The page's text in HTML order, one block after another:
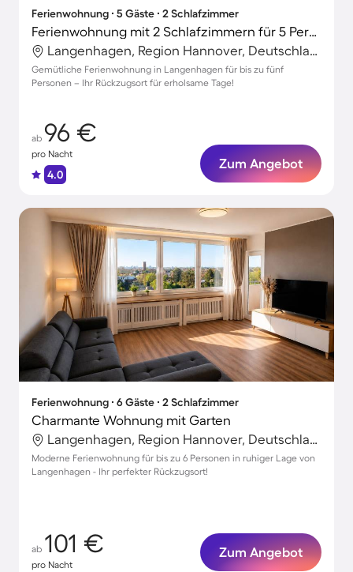
Ferienwohnung ∙ 5 Gäste ∙ 2 Schlafzimmer
Ferienwohnung mit 2 Schlafzimmern für 5 Personen
Langenhagen, Region Hannover, Deutschland
Gemütliche Ferienwohnung in Langenhagen für bis zu fünf
Personen – Ihr Rückzugsort für erholsame Tage!
ab 96 €
pro Nacht
4.0
Zum Angebot
Ferienwohnung ∙ 6 Gäste ∙ 2 Schlafzimmer
Charmante Wohnung mit Garten
Langenhagen, Region Hannover, Deutschland
Moderne Ferienwohnung für bis zu 6 Personen in ruhiger Lage von
Langenhagen - Ihr perfekter Rückzugsort!
ab 101 €
pro Nacht
Zum Angebot